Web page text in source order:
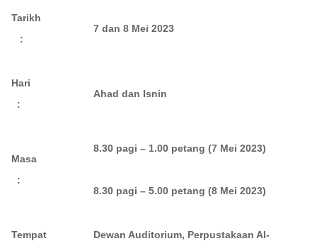
Tarikh
:
7 dan 8 Mei 2023
Hari
:
Ahad dan Isnin
Masa
:
8.30 pagi – 1.00 petang (7 Mei 2023)
8.30 pagi – 5.00 petang (8 Mei 2023)
Tempat
Dewan Auditorium, Perpustakaan Al-